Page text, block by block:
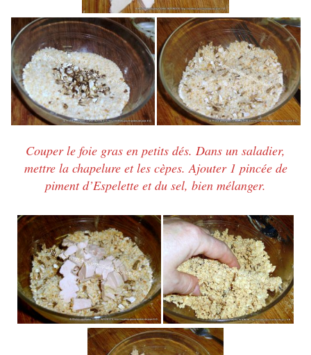
Couper le foie gras en petits dés. Dans un saladier,
mettre la chapelure et les cèpes.Ajouter 1 pincée de
piment d’Espelette et du sel, bien mélanger.